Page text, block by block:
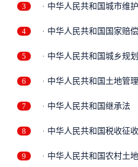
3 · 中华人民共和国城市维
4 · 中华人民共和国国家赔
5 · 中华人民共和国城乡规
6 · 中华人民共和国土地管
7 · 中华人民共和国继承法
8 · 中华人民共和国税收征
9 · 中华人民共和国农村土